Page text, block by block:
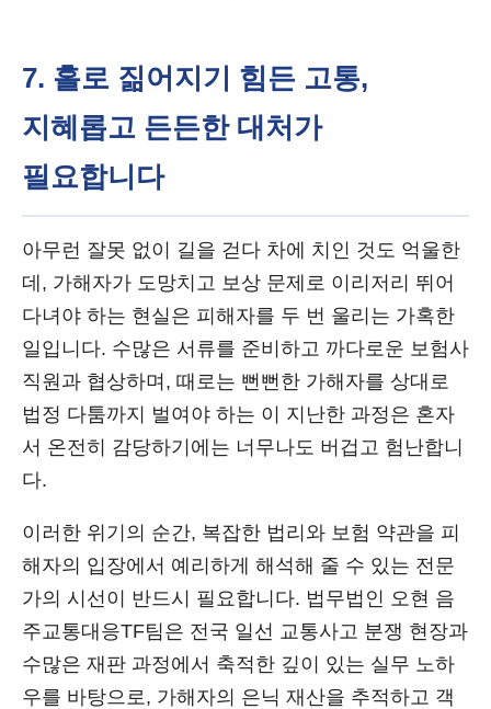
7. 홀로 짊어지기 힘든 고통,
지혜롭고 든든한 대처가
필요합니다
아무런 잘못 없이 길을 걷다 차에 치인 것도 억울한
데, 가해자가 도망치고 보상 문제로 이리저리 뛰어
다녀야 하는 현실은 피해자를 두 번 울리는 가혹한
일입니다. 수많은 서류를 준비하고 까다로운 보험사
직원과 협상하며, 때로는 뻔뻔한 가해자를 상대로
법정 다툼까지 벌여야 하는 이 지난한 과정은 혼자
서 온전히 감당하기에는 너무나도 버겁고 험난합니
다.
이러한 위기의 순간, 복잡한 법리와 보험 약관을 피
해자의 입장에서 예리하게 해석해 줄 수 있는 전문
가의 시선이 반드시 필요합니다. 법무법인 오현 음
주교통대응TF팀은 전국 일선 교통사고 분쟁 현장과
수많은 재판 과정에서 축적한 깊이 있는 실무 노하
우를 바탕으로, 가해자의 은닉 재산을 추적하고 객